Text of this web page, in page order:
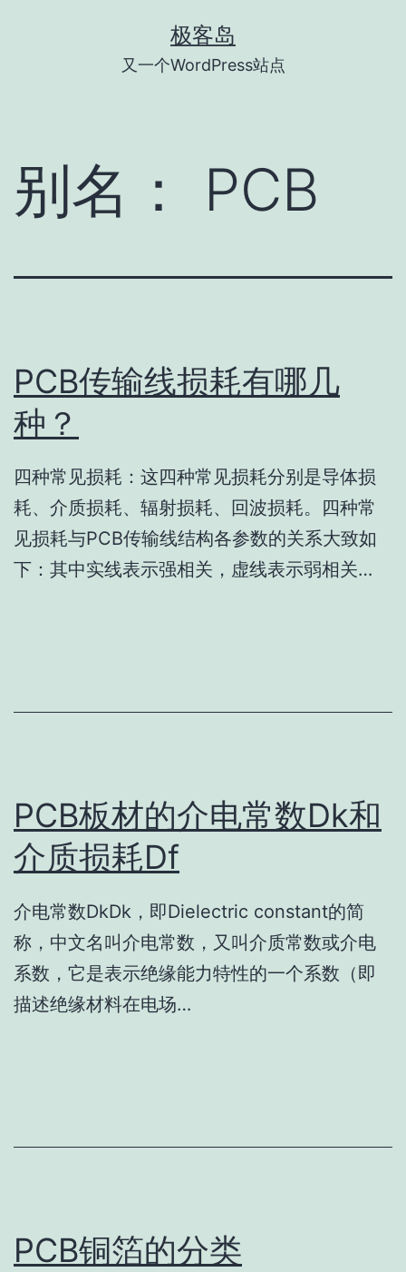
极客岛
又一个WordPress站点
别名： PCB
PCB传输线损耗有哪几
种？
四种常见损耗：这四种常见损耗分别是导体损
耗、介质损耗、辐射损耗、回波损耗。四种常
见损耗与PCB传输线结构各参数的关系大致如
下：其中实线表示强相关，虚线表示弱相关…
PCB板材的介电常数Dk和
介质损耗Df
介电常数DkDk，即Dielectric constant的简
称，中文名叫介电常数，又叫介质常数或介电
系数，它是表示绝缘能力特性的一个系数（即
描述绝缘材料在电场…
PCB铜箔的分类